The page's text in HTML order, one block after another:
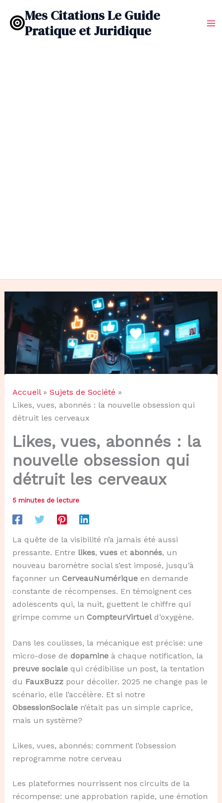
contenu
Mes Citations Le Guide
Pratique et Juridique
Accueil
Sujets de Société
Likes, vues, abonnés : la nouvelle obsession qui
détruit les cerveaux
Likes, vues, abonnés : la
nouvelle obsession qui
détruit les cerveaux
5 minutes de lecture
La quête de la visibilité n’a jamais été aussi
pressante. Entre likes, vueset abonnés, un
nouveau baromètre social s’est imposé, jusqu’à
façonner un CerveauNumériqueen demande
constante de récompenses. En témoignent ces
adolescents qui, la nuit, guettent le chiffre qui
grimpe comme un CompteurVirtueld’oxygène.
Dans les coulisses, la mécanique est précise: une
micro-dose de dopamineà chaque notification, la
preuve socialequi crédibilise un post, la tentation
du FauxBuzzpour décoller. 2025 ne change pas le
scénario, elle l’accélère. Et si notre
ObsessionSocialen’était pas un simple caprice,
mais un système?
Likes, vues, abonnés: comment l’obsession
reprogramme notre cerveau
Les plateformes nourrissent nos circuits de la
récompense: une approbation rapide, une émotion